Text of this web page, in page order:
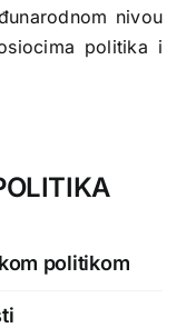
nivou
politika i
politikom